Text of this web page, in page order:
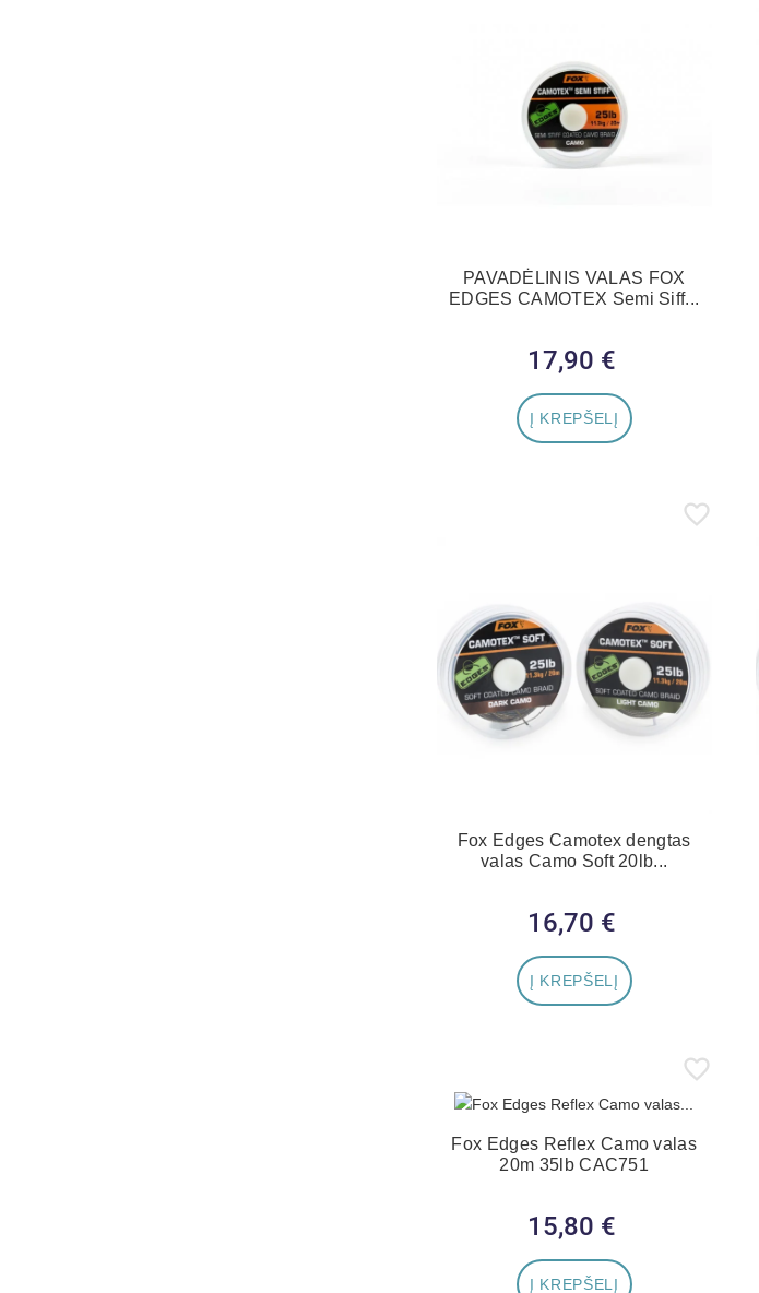
PAVADĖLINIS VALAS FOX
EDGES CAMOTEX Semi Siff...
Kaina
17,90 €
Į KREPŠELĮ
Fox Edges Camotex dengtas
valas Camo Soft 20lb...
Kaina
16,70 €
Į KREPŠELĮ
Fox Edges Reflex Camo valas
20m 35lb CAC751
Kaina
15,80 €
Į KREPŠELĮ